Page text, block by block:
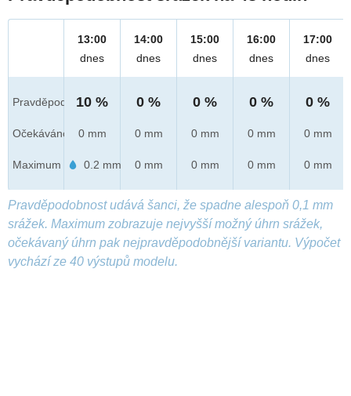
Pravděpod.
Očekáváno
Maximum
13:00
dnes
10 %
0 mm
0.2 mm
14:00
dnes
0 %
0 mm
0 mm
15:00
dnes
0 %
0 mm
0 mm
16:00
dnes
0 %
0 mm
0 mm
17:00
dnes
0 %
0 mm
0 mm
Pravděpodobnost udává šanci, že spadne alespoň 0,1 mm
srážek. Maximum zobrazuje nejvyšší možný úhrn srážek,
očekávaný úhrn pak nejpravděpodobnější variantu. Výpočet
vychází ze 40 výstupů modelu.